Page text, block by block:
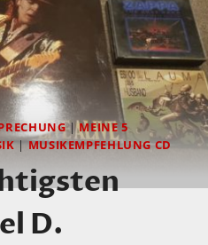
|MEINE 5
|MUSIKEMPFEHLUNG CD
D.